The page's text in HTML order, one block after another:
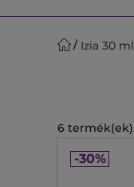
Izia 30 ml
6 termék(ek)
-30%